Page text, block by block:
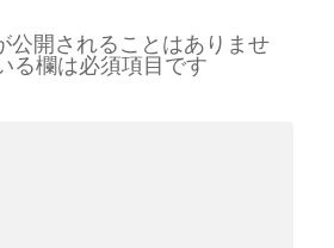
公開されることはありませ
る欄は必須項目です